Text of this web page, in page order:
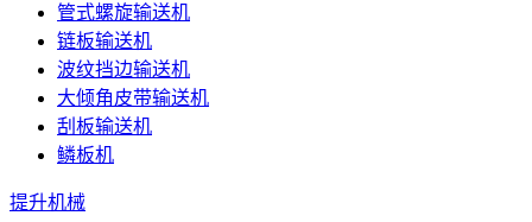
管式螺旋输送机
链板输送机
波纹挡边输送机
大倾角皮带输送机
刮板输送机
鳞板机
提升机械